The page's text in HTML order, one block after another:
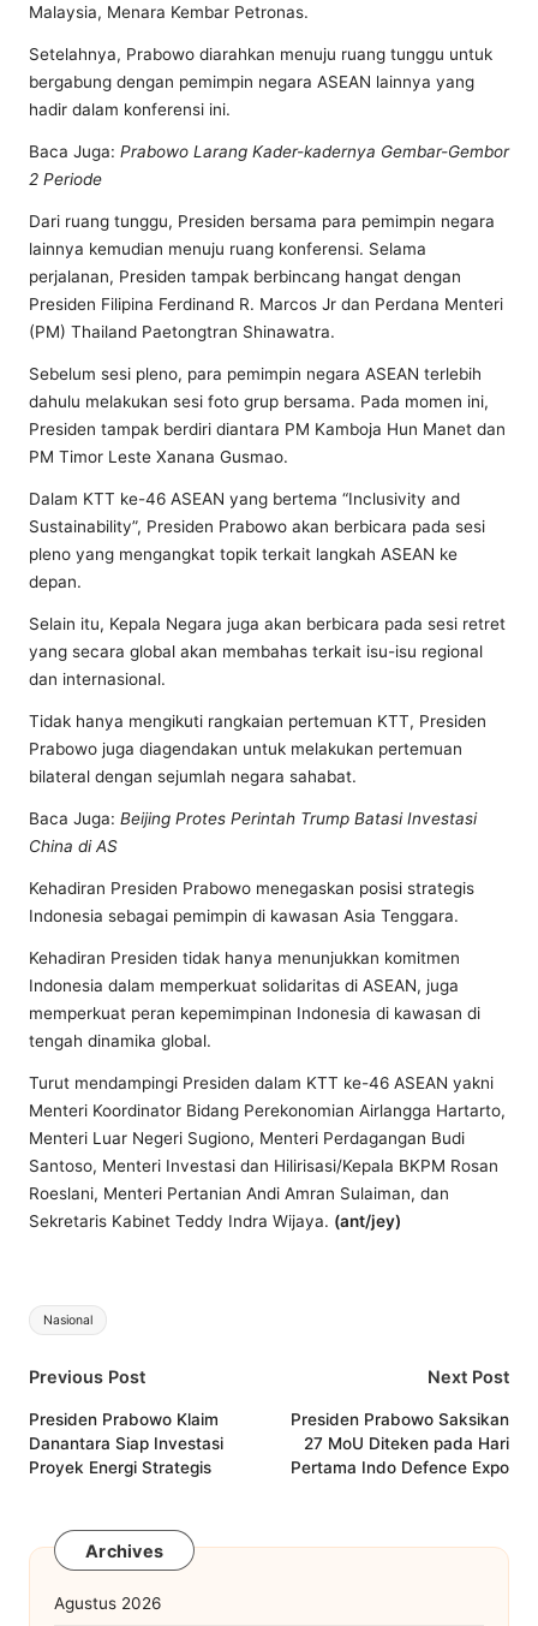
Malaysia, Menara Kembar Petronas.
Setelahnya, Prabowo diarahkan menuju ruang tunggu untuk
bergabung dengan pemimpin negara ASEAN lainnya yang
hadir dalam konferensi ini.
Baca Juga: Prabowo Larang Kader-kadernya Gembar-Gembor
2 Periode
Dari ruang tunggu, Presiden bersama para pemimpin negara
lainnya kemudian menuju ruang konferensi. Selama
perjalanan, Presiden tampak berbincang hangat dengan
Presiden Filipina Ferdinand R. Marcos Jr dan Perdana Menteri
(PM) Thailand Paetongtran Shinawatra.
Sebelum sesi pleno, para pemimpin negara ASEAN terlebih
dahulu melakukan sesi foto grup bersama. Pada momen ini,
Presiden tampak berdiri diantara PM Kamboja Hun Manet dan
PM Timor Leste Xanana Gusmao.
Dalam KTT ke-46 ASEAN yang bertema “Inclusivity and
Sustainability”, Presiden Prabowo akan berbicara pada sesi
pleno yang mengangkat topik terkait langkah ASEAN ke
depan.
Selain itu, Kepala Negara juga akan berbicara pada sesi retret
yang secara global akan membahas terkait isu-isu regional
dan internasional.
Tidak hanya mengikuti rangkaian pertemuan KTT, Presiden
Prabowo juga diagendakan untuk melakukan pertemuan
bilateral dengan sejumlah negara sahabat.
Baca Juga: Beijing Protes Perintah Trump Batasi Investasi
China di AS
Kehadiran Presiden Prabowo menegaskan posisi strategis
Indonesia sebagai pemimpin di kawasan Asia Tenggara.
Kehadiran Presiden tidak hanya menunjukkan komitmen
Indonesia dalam memperkuat solidaritas di ASEAN, juga
memperkuat peran kepemimpinan Indonesia di kawasan di
tengah dinamika global.
Turut mendampingi Presiden dalam KTT ke-46 ASEAN yakni
Menteri Koordinator Bidang Perekonomian Airlangga Hartarto,
Menteri Luar Negeri Sugiono, Menteri Perdagangan Budi
Santoso, Menteri Investasi dan Hilirisasi/Kepala BKPM Rosan
Roeslani, Menteri Pertanian Andi Amran Sulaiman, dan
Sekretaris Kabinet Teddy Indra Wijaya. (ant/jey)
Tags:
Nasional
Post
navigation
Previous Post
Presiden Prabowo Klaim
Danantara Siap Investasi
Proyek Energi Strategis
Next Post
Presiden Prabowo Saksikan
27 MoU Diteken pada Hari
Pertama Indo Defence Expo
Archives
Agustus 2026